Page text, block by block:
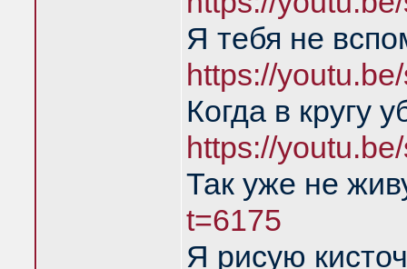
Я тебя не
https://
Когда в кругу
https://
Так уже не
t=6175
Я рисую